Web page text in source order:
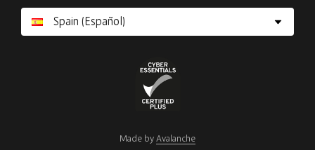
Essentials
Made byAvalanche